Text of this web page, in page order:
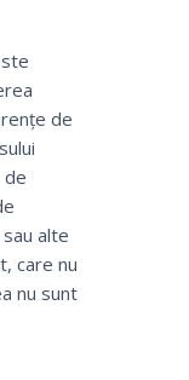
de
de
alte
care nu
nu sunt